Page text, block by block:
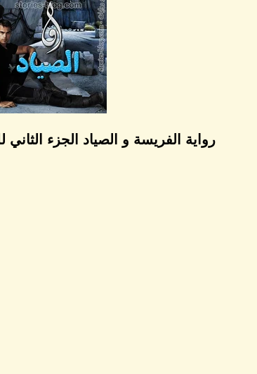
رواية الفريسة و الصياد الجزء